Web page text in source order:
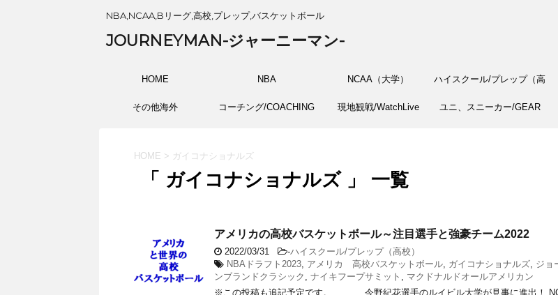
NBA,NCAA,Bリーグ,高校,プレップ,バスケットボール
JOURNEYMAN-ジャーニーマン-
HOME NBA NCAA（大学） ハイスクール/プレップ（高
校）
その他海外 コーチング/COACHING 現地観戦/WatchLive ユニ、スニーカー/GEAR
HOME > ガイコナショナルズ
「 ガイコナショナルズ 」 一覧
アメリカの高校バスケットボール～注目選手と強豪チーム2022
2022/03/31 -ハイスクール/プレップ（高校）
NBAドラフト2023, アメリカ 高校バスケットボール, ガイコナショナルズ, ジョ
ンブランドクラシック , ナイキフープサミット , マクドナルドオールアメリカン
※この投稿も追記予定です。 今野紀花選手のルイビル大学が見事に進出！